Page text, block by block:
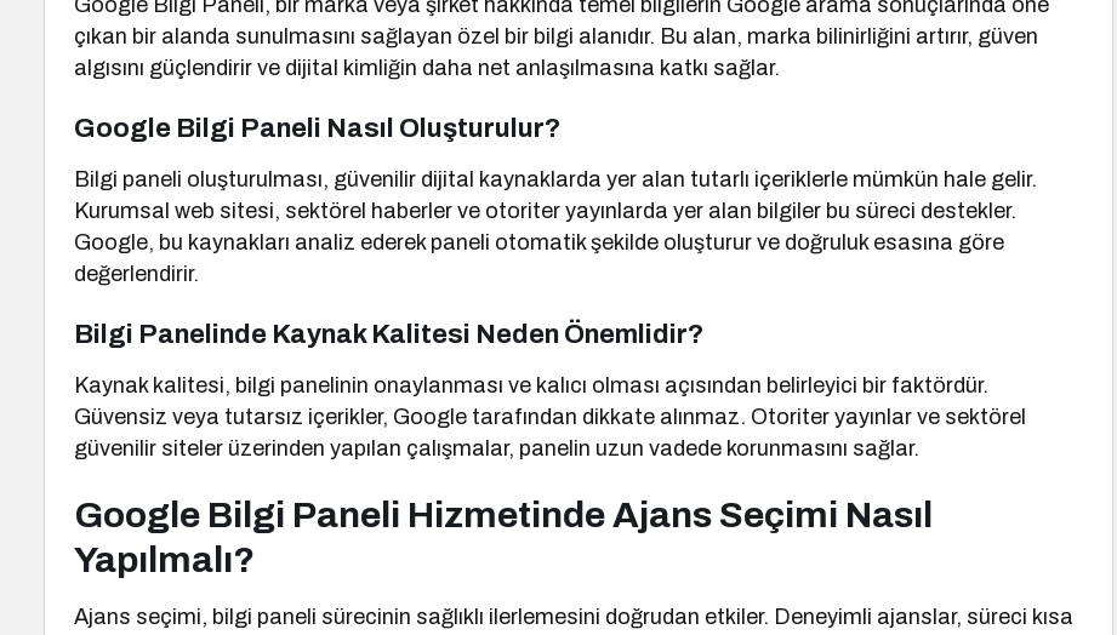
Google Bilgi Paneli, bir marka veya şirket hakkında temel bilgilerin Google arama sonuçlarında öne
çıkan bir alanda sunulmasını sağlayan özel bir bilgi alanıdır. Bu alan, marka bilinirliğini artırır, güven
algısını güçlendirir ve dijital kimliğin daha net anlaşılmasına katkı sağlar.
Google Bilgi Paneli Nasıl Oluşturulur?
Bilgi paneli oluşturulması, güvenilir dijital kaynaklarda yer alan tutarlı içeriklerle mümkün hale gelir.
Kurumsal web sitesi, sektörel haberler ve otoriter yayınlarda yer alan bilgiler bu süreci destekler.
Google, bu kaynakları analiz ederek paneli otomatik şekilde oluşturur ve doğruluk esasına göre
değerlendirir.
Bilgi Panelinde Kaynak Kalitesi Neden Önemlidir?
Kaynak kalitesi, bilgi panelinin onaylanması ve kalıcı olması açısından belirleyici bir faktördür.
Güvensiz veya tutarsız içerikler, Google tarafından dikkate alınmaz. Otoriter yayınlar ve sektörel
güvenilir siteler üzerinden yapılan çalışmalar, panelin uzun vadede korunmasını sağlar.
Google Bilgi Paneli Hizmetinde Ajans Seçimi Nasıl
Yapılmalı?
Ajans seçimi, bilgi paneli sürecinin sağlıklı ilerlemesini doğrudan etkiler. Deneyimli ajanslar, süreci kısa